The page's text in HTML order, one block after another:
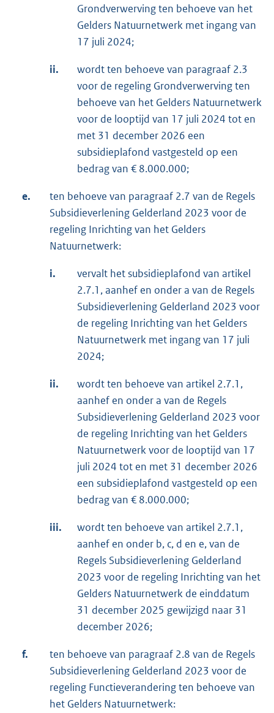
Grondverwerving ten behoeve van het
Gelders Natuurnetwerk met ingang van
17 juli 2024;
ii.
wordt ten behoeve van paragraaf 2.3
voor de regeling Grondverwerving ten
behoeve van het Gelders Natuurnetwerk
voor de looptijd van 17 juli 2024 tot en
met 31 december 2026 een
subsidieplafond vastgesteld op een
bedrag van € 8.000.000;
e.
ten behoeve van paragraaf 2.7 van de Regels
Subsidieverlening Gelderland 2023 voor de
regeling Inrichting van het Gelders
Natuurnetwerk:
i.
vervalt het subsidieplafond van artikel
2.7.1, aanhef en onder a van de Regels
Subsidieverlening Gelderland 2023 voor
de regeling Inrichting van het Gelders
Natuurnetwerk met ingang van 17 juli
2024;
ii.
wordt ten behoeve van artikel 2.7.1,
aanhef en onder a van de Regels
Subsidieverlening Gelderland 2023 voor
de regeling Inrichting van het Gelders
Natuurnetwerk voor de looptijd van 17
juli 2024 tot en met 31 december 2026
een subsidieplafond vastgesteld op een
bedrag van € 8.000.000;
iii.
wordt ten behoeve van artikel 2.7.1,
aanhef en onder b, c, d en e, van de
Regels Subsidieverlening Gelderland
2023 voor de regeling Inrichting van het
Gelders Natuurnetwerk de einddatum
31 december 2025 gewijzigd naar 31
december 2026;
f.
ten behoeve van paragraaf 2.8 van de Regels
Subsidieverlening Gelderland 2023 voor de
regeling Functieverandering ten behoeve van
het Gelders Natuurnetwerk: